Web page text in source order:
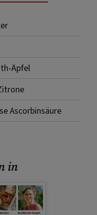
Äpfel
Ascorbinsäure
in